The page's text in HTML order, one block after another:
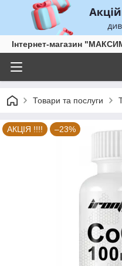
Інтернет-магазин
Товари та послуги
АКЦІЯ !!!! –23%